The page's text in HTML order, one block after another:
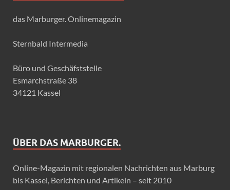
das Marburger. Onlinemagazin
Sternbald Intermedia
Büro und Geschäfststelle
Esmarchstraße 38
34121 Kassel
ÜBER DAS MARBURGER.
Online-Magazin mit regionalen Nachrichten aus Marburg
bis Kassel, Berichten und Artikeln – seit 2010